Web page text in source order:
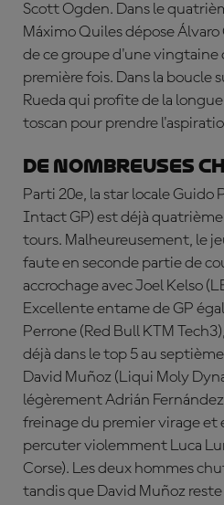
Scott Ogden. Dans le
Máximo Quiles dépose
de ce groupe d'une vingtaine
première fois. Dans la boucle
Rueda qui profite de la
toscan pour prendre
De nombreuses
Parti 20e, la star locale Guido
Intact GP) est déjà
tours. Malheureusement, le
faute en seconde partie de
accrochage avecJoel Kelso
Excellente entame de GP
Perrone (Red Bull KTM
déjà dans le top 5 au
David Muñoz (Liqui Moly
légèrementAdrián Fernández
freinage du premier virage et
percuter violemment Luca
Corse). Les deux hommes
tandis que David Muñoz reste